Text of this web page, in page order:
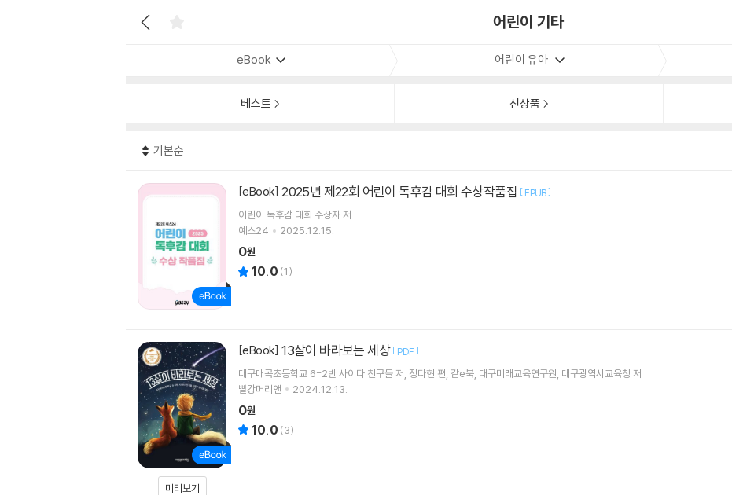
어린이 기타
eBook 어린이 유아
베스트 신상품
기본순
[eBook] 2025년 제22회 어린이 독후감 대회 수상작품집 [ EPUB]
어린이 독후감 대회 수상자 저
예스24
2025.12.15.
0원
10.0 (1)
미리보기
[eBook] 13살이 바라보는 세상 [ PDF ]
대구매곡초등학교 6-2반 사이다 친구들 저, 정다현 편, 같e북, 대구미래교육연구원, 대구광역시교육청 저
빨강머리앤
2024.12.13.
0원
10.0 (3)